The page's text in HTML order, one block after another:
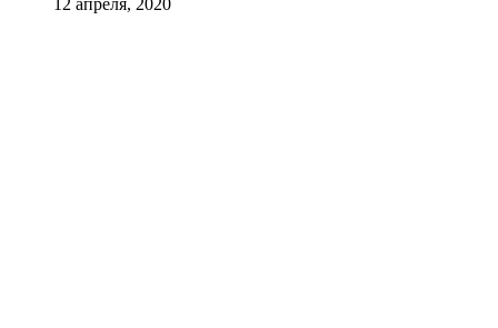
12 апреля, 2020